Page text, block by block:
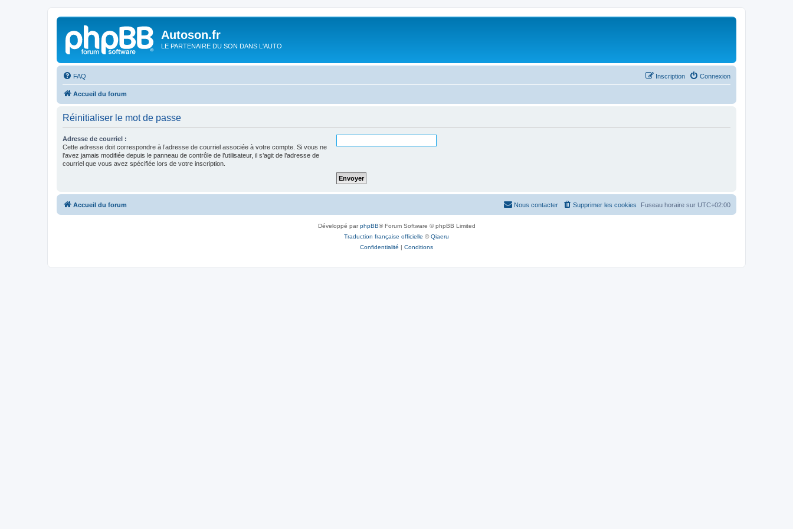
Autoson.fr
LE PARTENAIRE DU SON DANS L'AUTO
FAQ Connexion
Inscription
Accueil du forum
Réinitialiser le mot de passe
Adresse de courriel :
Cette adresse doit correspondre à l’adresse de courriel associée à votre compte. Si vous ne
l’avez jamais modifiée depuis le panneau de contrôle de l’utilisateur, il s’agit de l’adresse de
courriel que vous avez spécifiée lors de votre inscription.
Accueil du forum Fuseau horaire sur UTC+02:00
Supprimer les cookies
Nous contacter
Développé parphpBB® Forum Software © phpBB Limited
Traduction française officielle ©Qiaeru
Confidentialité | Conditions